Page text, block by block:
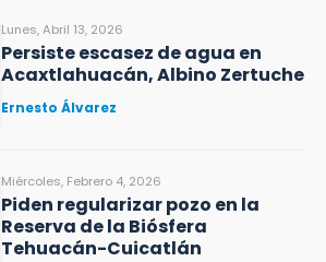
Lunes, Abril 13, 2026
Persiste escasez de agua en
Acaxtlahuacán, Albino Zertuche
Ernesto Álvarez
Miércoles, Febrero 4, 2026
Piden regularizar pozo en la
Reserva de la Biósfera
Tehuacán-Cuicatlán